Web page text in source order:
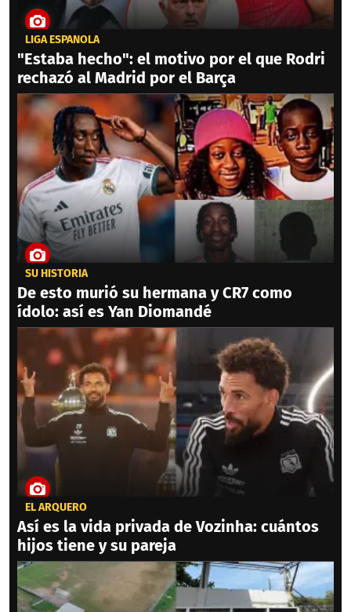
LIGA ESPAÑOLA
"Estaba hecho": el motivo por el que Rodri
rechazó al Madrid por el Barça
SU HISTORIA
De esto murió su hermana y CR7 como
ídolo: así es Yan Diomandé
EL ARQUERO
Así es la vida privada de Vozinha: cuántos
hijos tiene y su pareja